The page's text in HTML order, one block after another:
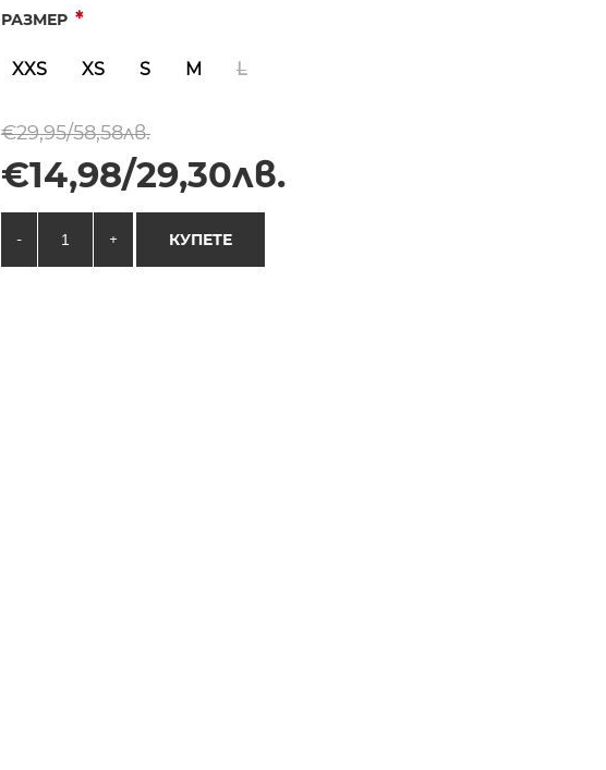
РАЗМЕР *
XXS XS S M L
€29,95/58,58лв.
€14,98/29,30лв.
- + КУПЕТЕ